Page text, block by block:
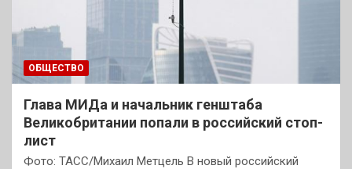
ОБЩЕСТВО
Глава МИДа и начальник генштаба
Великобритании попали в российский стоп-
лист
Фото: ТАСС/Михаил Метцель В новый российский